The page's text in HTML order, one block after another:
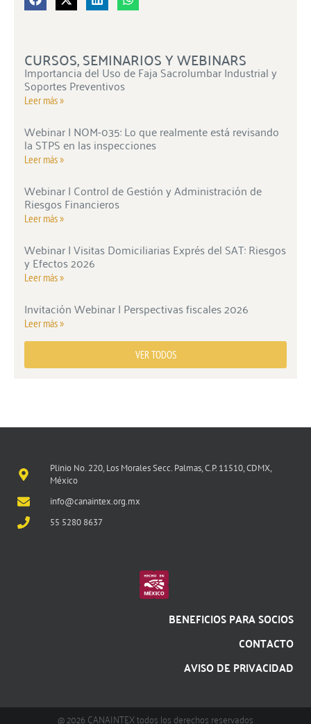
CURSOS, SEMINARIOS Y WEBINARS
Importancia del Uso de Faja Sacrolumbar Industrial y
Soportes Preventivos
Leer más »
Webinar | NOM-035: Lo que realmente está revisando
la STPS en las inspecciones
Leer más »
Webinar | Control de Gestión y Administración de
Riesgos Financieros
Leer más »
Webinar | Visitas Domiciliarias Exprés del SAT: Riesgos
y Efectos 2026
Leer más »
Invitación Webinar | Perspectivas fiscales 2026
Leer más »
VER TODOS
Plinio No. 220, Los Morales Secc. Palmas, C.P. 11510, CDMX,
México
info@canaintex.org.mx
55 5280 8637
BENEFICIOS PARA SOCIOS
CONTACTO
AVISO DE PRIVACIDAD
@ 2026 CANAINTEX todos los derechos reservados